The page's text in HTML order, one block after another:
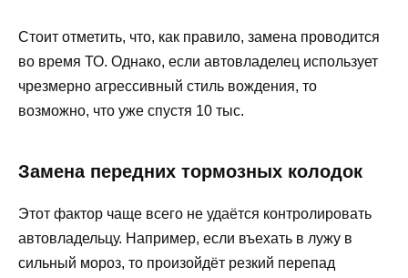
Стоит отметить, что, как правило, замена проводится
во время ТО. Однако, если автовладелец использует
чрезмерно агрессивный стиль вождения, то
возможно, что уже спустя 10 тыс.
Замена передних тормозных колодок
Этот фактор чаще всего не удаётся контролировать
автовладельцу. Например, если въехать в лужу в
сильный мороз, то произойдёт резкий перепад